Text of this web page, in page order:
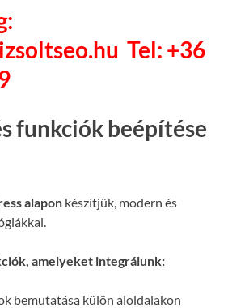
Tel: +36
funkciók beépítése
alapon készítjük, modern és
amelyeket integrálunk:
bemutatása külön aloldalakon